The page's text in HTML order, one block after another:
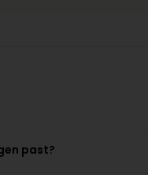
past?